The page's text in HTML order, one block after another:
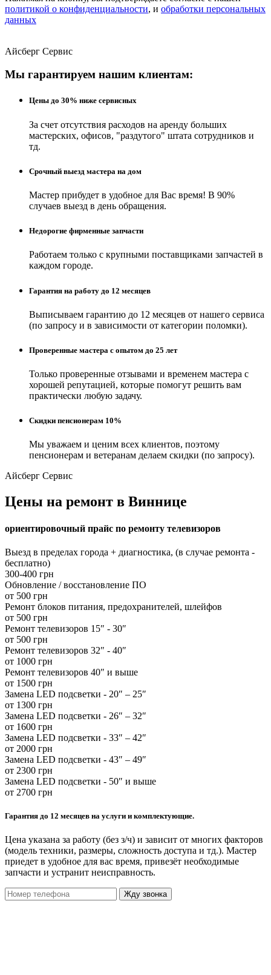
политикой о конфиденциальности, и обработки персональных
данных
Айсберг Сервис
Мы гарантируем нашим клиентам:
Цены до 30% ниже сервисных
За счет отсутствия расходов на аренду больших
мастерских, офисов, "раздутого" штата сотрудников и
тд.
Срочный выезд мастера на дом
Мастер прибудет в удобное для Вас время! В 90%
случаев выезд в день обращения.
Недорогие фирменные запчасти
Работаем только с крупными поставщиками запчастей в
каждом городе.
Гарантия на работу до 12 месяцев
Выписываем гарантию до 12 месяцев от нашего сервиса
(по запросу и в зависимости от категории поломки).
Проверенные мастера с опытом до 25 лет
Только проверенные отзывами и временем мастера с
хорошей репутацией, которые помогут решить вам
практически любую задачу.
Скидки пенсионерам 10%
Мы уважаем и ценим всех клиентов, поэтому
пенсионерам и ветеранам делаем скидки (по запросу).
Айсберг Сервис
Цены на ремонт в Виннице
ориентировочный прайс по ремонту телевизоров
Выезд в пределах города + диагностика, (в случае ремонта -
бесплатно)
300-400 грн
Обновление / восстановление ПО
от 500 грн
Ремонт блоков питания, предохранителей, шлейфов
от 500 грн
Ремонт телевизоров 15″ - 30″
от 500 грн
Ремонт телевизоров 32″ - 40″
от 1000 грн
Ремонт телевизоров 40″ и выше
от 1500 грн
Замена LED подсветки - 20″ – 25″
от 1300 грн
Замена LED подсветки - 26″ – 32″
от 1600 грн
Замена LED подсветки - 33″ – 42″
от 2000 грн
Замена LED подсветки - 43″ – 49″
от 2300 грн
Замена LED подсветки - 50″ и выше
от 2700 грн
Гарантия до 12 месяцев на услуги и комплектующие.
Цена указана за работу (без з/ч) и зависит от многих факторов
(модель техники, размеры, сложность доступа и тд.). Мастер
приедет в удобное для вас время, привезёт необходимые
запчасти и устранит неисправность.
Жду звонка